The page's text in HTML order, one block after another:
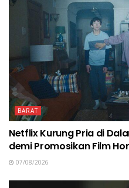
BARAT
Netflix Kurung Pria di
demi Promosikan Film
07/08/2026